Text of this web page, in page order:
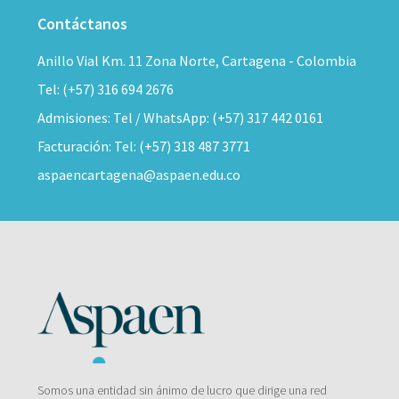
Contáctanos
Anillo Vial Km. 11 Zona Norte, Cartagena - Colombia
Tel: (+57) 316 694 2676
Admisiones: Tel / WhatsApp: (+57) 317 442 0161
Facturación: Tel: (+57) 318 487 3771
aspaencartagena@aspaen.edu.co
Somos una entidad sin ánimo de lucro que dirige una red